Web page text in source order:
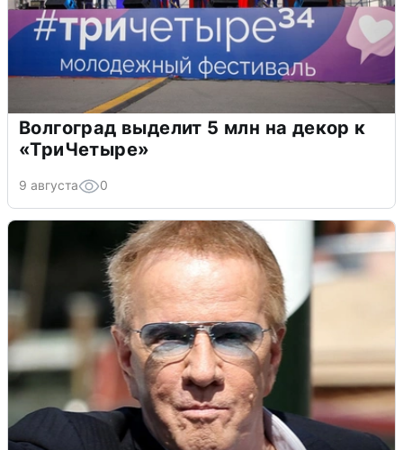
Волгоград выделит 5 млн на декор к
«ТриЧетыре»
9 августа 0